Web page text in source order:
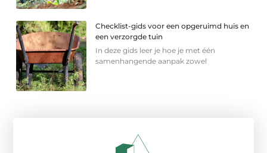
Checklist-gids voor een opgeruimd huis en
een verzorgde tuin
In deze gids leer je hoe je met één
samenhangende aanpak zowel